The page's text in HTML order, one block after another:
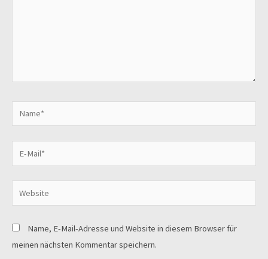
Name, E-Mail-Adresse und Website in diesem Browser für
meinen nächsten Kommentar speichern.